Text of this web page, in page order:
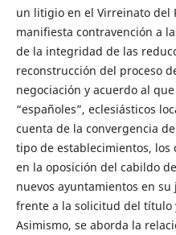
un litigio en el Virreinato del
manifiesta contravención a
de la integridad de las
reconstrucción del proceso
negociación y acuerdo al
“españoles”, eclesiásticos
cuenta de la convergencia
tipo de establecimientos,
en la oposición del cabildo
nuevos ayuntamientos en
frente a la solicitud del título
Asimismo, se aborda la